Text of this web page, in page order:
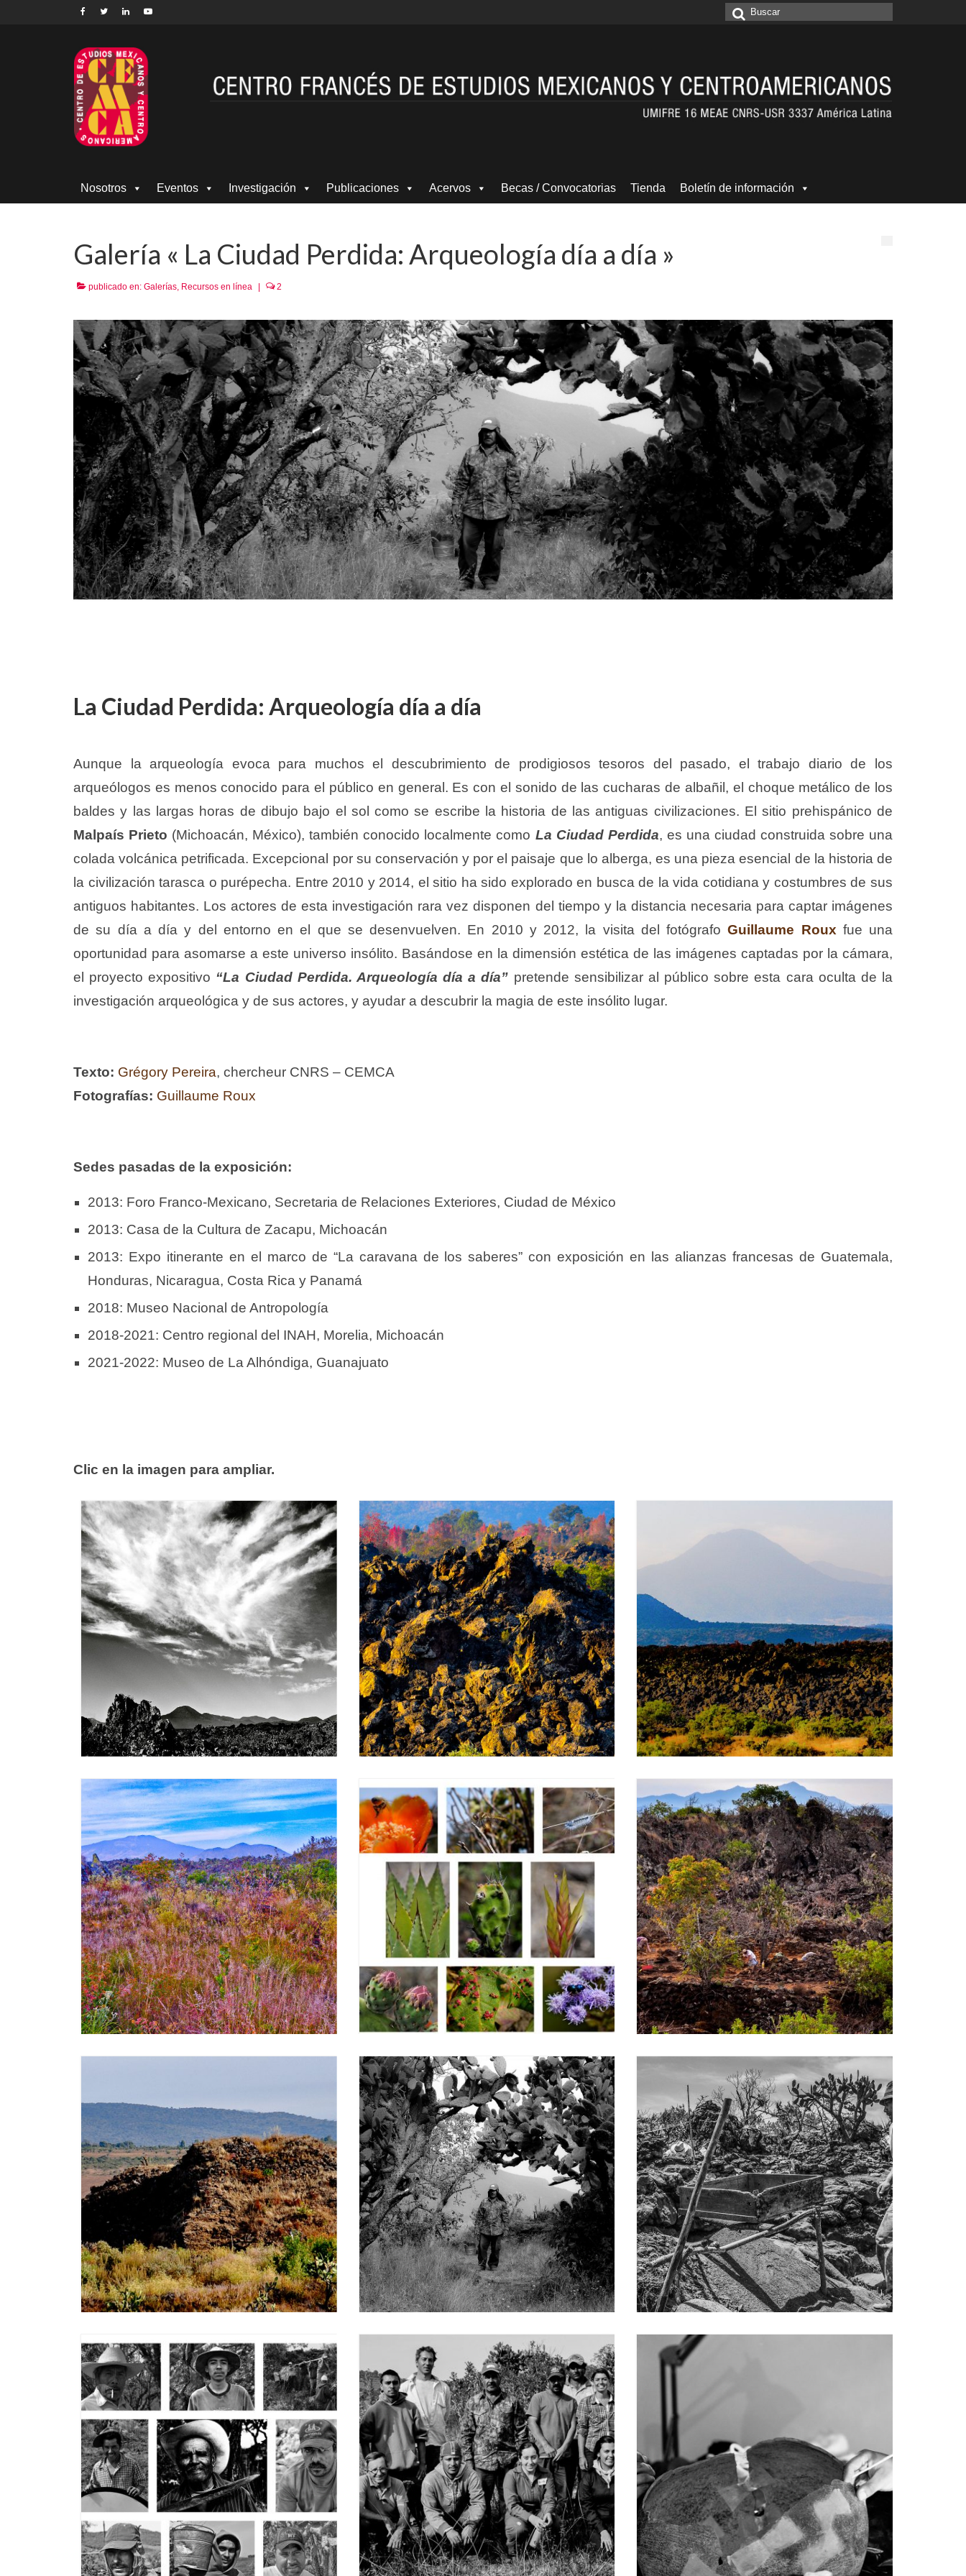
Buscar
Nosotros Eventos Investigación Publicaciones Acervos Becas / Convocatorias Tienda Boletín de información
Galería « La Ciudad Perdida: Arqueología día a día »
publicado en: Galerías Recursos en línea | 2
La Ciudad Perdida: Arqueología día a día
Aunque la arqueología evoca para muchos el descubrimiento de prodigiosos tesoros del pasado, el trabajo diario de los
arqueólogos es menos conocido para el público en general. Es con el sonido de las cucharas de albañil, el choque metálico de los
baldes y las largas horas de dibujo bajo el sol como se escribe la historia de las antiguas civilizaciones. El sitio prehispánico de
Malpaís Prieto (Michoacán, México), también conocido localmente como La Ciudad Perdida, es una ciudad construida sobre una
colada volcánica petrificada. Excepcional por su conservación y por el paisaje que lo alberga, es una pieza esencial de la historia de
la civilización tarasca o purépecha. Entre 2010 y 2014, el sitio ha sido explorado en busca de la vida cotidiana y costumbres de sus
antiguos habitantes. Los actores de esta investigación rara vez disponen del tiempo y la distancia necesaria para captar imágenes
de su día a día y del entorno en el que se desenvuelven. En 2010 y 2012, la visita del fotógrafoGuillaume Roux fue una
oportunidad para asomarse a este universo insólito. Basándose en la dimensión estética de las imágenes captadas por la cámara,
el proyecto expositivo “La Ciudad Perdida. Arqueología día a día” pretende sensibilizar al público sobre esta cara oculta de la
investigación arqueológica y de sus actores, y ayudar a descubrir la magia de este insólito lugar.
Texto: Grégory Pereira, chercheur CNRS – CEMCA
Fotografías: Guillaume Roux
Sedes pasadas de la exposición:
2013: Foro Franco-Mexicano, Secretaria de Relaciones Exteriores, Ciudad de México
2013: Casa de la Cultura de Zacapu, Michoacán
2013: Expo itinerante en el marco de “La caravana de los saberes” con exposición en las alianzas francesas de Guatemala,
Honduras, Nicaragua, Costa Rica y Panamá
2018: Museo Nacional de Antropología
2018-2021: Centro regional del INAH, Morelia, Michoacán
2021-2022: Museo de La Alhóndiga, Guanajuato
Clic en la imagen para ampliar.